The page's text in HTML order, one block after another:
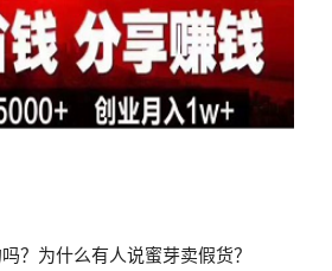
？为什么有人说蜜芽卖假货？